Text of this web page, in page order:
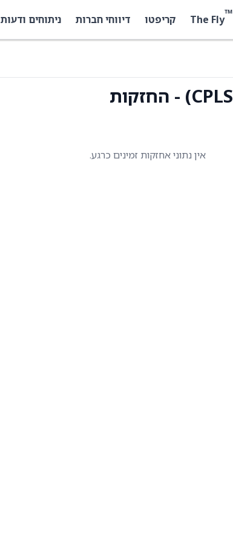
™
The Fly קריפטו דיווחי חברות ניתוחים ודעות
אין נתוני אחזקות זמינים כרגע.